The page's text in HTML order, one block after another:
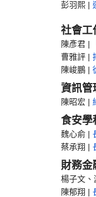
彭羽熙|
社會工
陳彥君 |
曹雅評 |
陳峻鵬 |
資訊管
陳昭宏 |
食安學
魏心俞 |
蔡承翔 |
財務金
楊子文、
陳郁翔 |